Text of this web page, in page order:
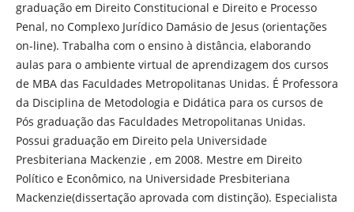
graduação em Direito Constitucional e Direito e Processo
Penal, no Complexo Jurídico Damásio de Jesus (orientações
on-line). Trabalha com o ensino à distância, elaborando
aulas para o ambiente virtual de aprendizagem dos cursos
de MBA das Faculdades Metropolitanas Unidas. É Professora
da Disciplina de Metodologia e Didática para os cursos de
Pós graduação das Faculdades Metropolitanas Unidas.
Possui graduação em Direito pela Universidade
Presbiteriana Mackenzie , em 2008. Mestre em Direito
Político e Econômico, na Universidade Presbiteriana
Mackenzie(dissertação aprovada com distinção). Especialista